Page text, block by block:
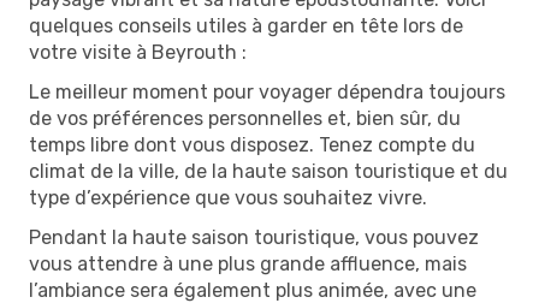
quelques conseils utiles à garder en tête lors de
votre visite à Beyrouth :
Le meilleur moment pour voyager dépendra toujours
de vos préférences personnelles et, bien sûr, du
temps libre dont vous disposez. Tenez compte du
climat de la ville, de la haute saison touristique et du
type d’expérience que vous souhaitez vivre.
Pendant la haute saison touristique, vous pouvez
vous attendre à une plus grande affluence, mais
l’ambiance sera également plus animée, avec une